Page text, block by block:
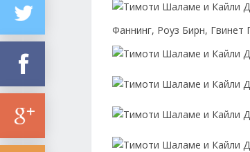
Фаннинг, Роуз Бирн,